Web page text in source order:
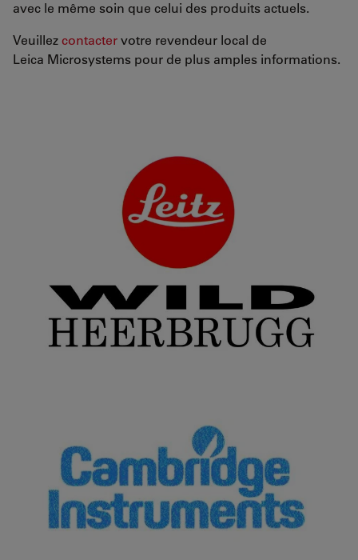
avec le même soin que celui des produits actuels.
Veuillezcontactervotre revendeur local de
Leica Microsystems pour de plus amples informations.